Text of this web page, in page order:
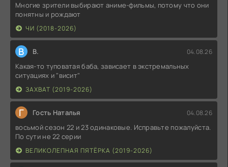
Многие зрители выбирают аниме-фильмы, потому что они
понятны и рождают
ЧИ (2018-2026)
В В. 04.08.26
Какая-то туповатая баба, зависает в экстремальных
ситуациях и "висит"
ЗАХВАТ (2019-2026)
Г Гость Наталья 04.08.26
восьмой сезон 22 и 23 одинаковые. Исправьте пожалуйста.
По сути не 22 серии
ВЕЛИКОЛЕПНАЯ ПЯТЁРКА (2019-2026)